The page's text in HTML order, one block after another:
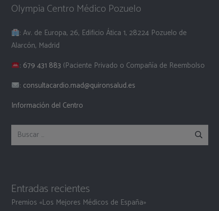
Olympia Centro Médico Pozuelo
: Av. de Europa, 26, Edificio Ática 1, 28224 Pozuelo de
Alarcón, Madrid
: 679 431 883 (Paciente Privado o Compañía de Reembolso
: consultacardio.mad@quironsalud.es
Información del Centro
Buscar:
Entradas recientes
Premios «Los Mejores Médicos de España»